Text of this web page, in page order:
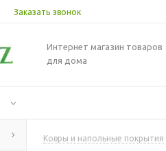
Заказать звонок
Интернет магазин товаров
для дома
Ковры и напольные покрытия